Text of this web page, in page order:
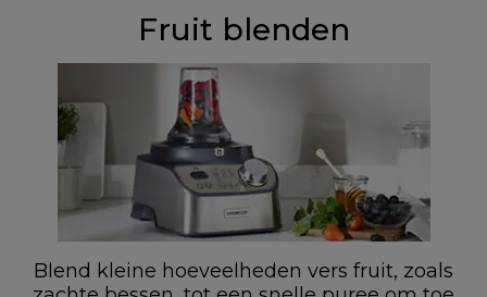
Fruit blenden
Blend kleine hoeveelheden vers fruit, zoals